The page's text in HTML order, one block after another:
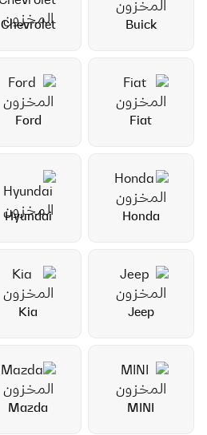
Buick
Chevrolet
Fiat
Ford
Honda
Hyundai
Jeep
Kia
MINI
Mazda